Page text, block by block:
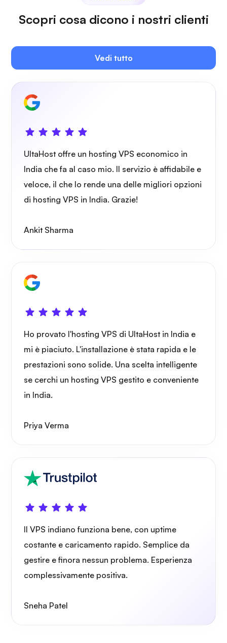
Proprio cast
Raggi X
Scopri cosa dicono i nostri clienti
Vedi tutto
UltaHost offre un hosting VPS economico in
India che fa al caso mio. Il servizio è affidabile e
veloce, il che lo rende una delle migliori opzioni
di hosting VPS in India. Grazie!
Ankit Sharma
Ho provato l'hosting VPS di UltaHost in India e
mi è piaciuto. L'installazione è stata rapida e le
prestazioni sono solide. Una scelta intelligente
se cerchi un hosting VPS gestito e conveniente
in India.
Priya Verma
Il VPS indiano funziona bene, con uptime
costante e caricamento rapido. Semplice da
gestire e finora nessun problema. Esperienza
complessivamente positiva.
Sneha Patel